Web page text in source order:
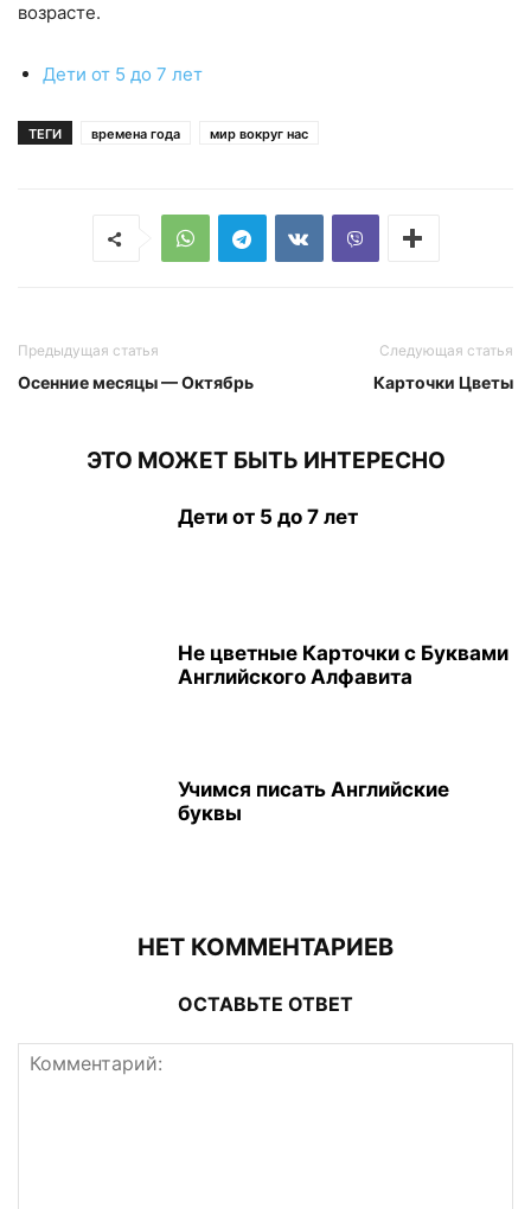
возрасте.
Дети от 5 до 7 лет
ТЕГИ времена года мир вокруг нас
Предыдущая статья
Осенние месяцы — Октябрь
Следующая статья
Карточки Цветы
ЭТО МОЖЕТ БЫТЬ ИНТЕРЕСНО
Дети от 5 до 7 лет
Не цветные Карточки с Буквами
Английского Алфавита
Учимся писать Английские
буквы
НЕТ КОММЕНТАРИЕВ
ОСТАВЬТЕ ОТВЕТ